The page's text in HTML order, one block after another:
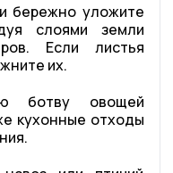
бережно уложите
слоями земли
Если листья
их.
ботву овощей
кухонные отходы